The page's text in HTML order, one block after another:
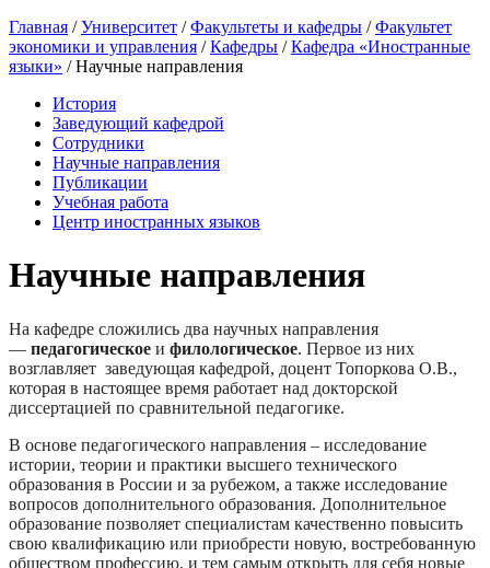
Главная /Университет /Факультеты и кафедры /Факультет
экономики и управления /Кафедры /Кафедра «Иностранные
языки» / Научные направления
История
Заведующий кафедрой
Сотрудники
Научные направления
Публикации
Учебная работа
Центр иностранных языков
Научные направления
На кафедре сложились два научных направления
— педагогическое и филологическое. Первое из них
возглавляет заведующая кафедрой, доцент Топоркова О.В.,
которая в настоящее время работает над докторской
диссертацией по сравнительной педагогике.
В основе педагогического направления – исследование
истории, теории и практики высшего технического
образования в России и за рубежом, а также исследование
вопросов дополнительного образования. Дополнительное
образование позволяет специалистам качественно повысить
свою квалификацию или приобрести новую, востребованную
обществом профессию, и тем самым открыть для себя новые